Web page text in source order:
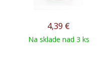
4,39 €
Na sklade nad 3 ks